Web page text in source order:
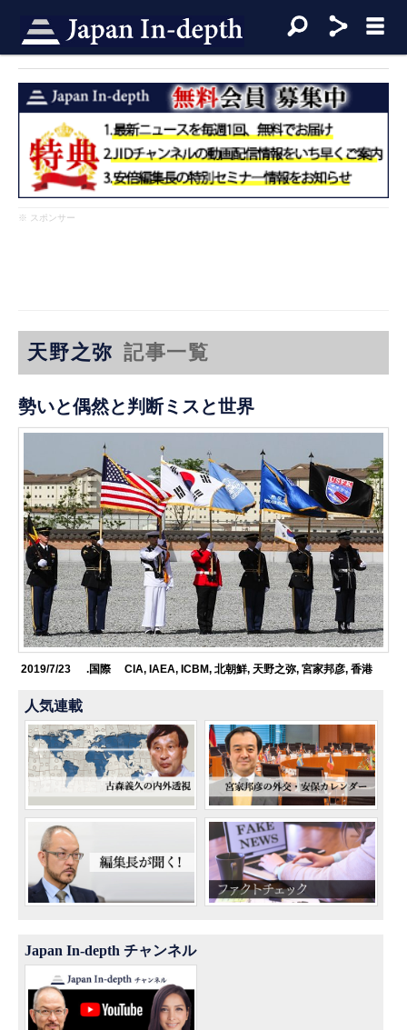
※ スポンサー
天野之弥 記事一覧
勢いと偶然と判断ミスと世界
2019/7/23 .国際 CIA, IAEA, ICBM, 北朝鮮, 天野之弥, 宮家邦彦, 香港
人気連載
Japan In-depth チャンネル